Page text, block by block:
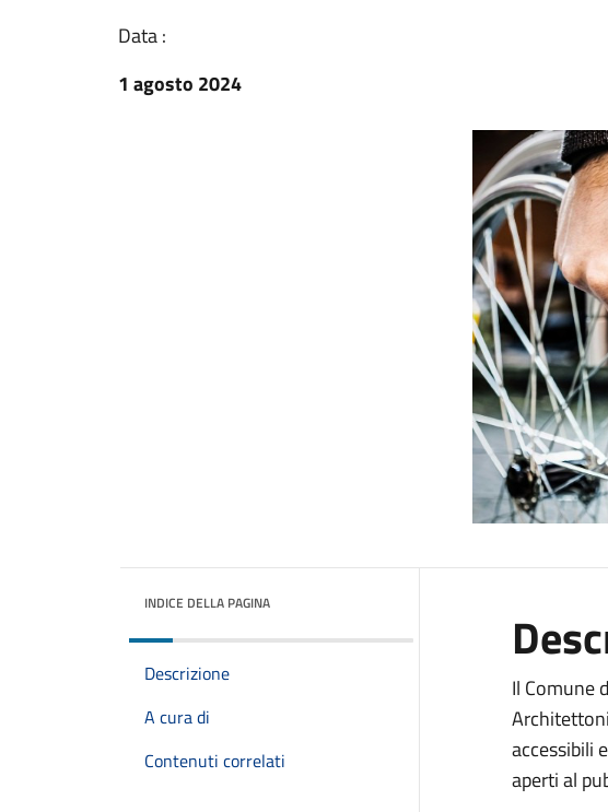
Data :
1 agosto 2024
INDICE DELLA PAGINA
Descrizione
A cura di
Contenuti correlati
Il Comune
accessibili
aperti al